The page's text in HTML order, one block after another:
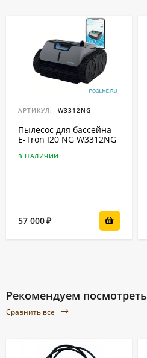
АРТИКУЛ: W3312NG
Пылесос для бассейна
E-Tron I20 NG W3312NG
В НАЛИЧИИ
57 000₽
Рекомендуем посмотреть
Сравнить все